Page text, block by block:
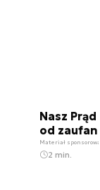
Nasz
od
Materiał
2 min.